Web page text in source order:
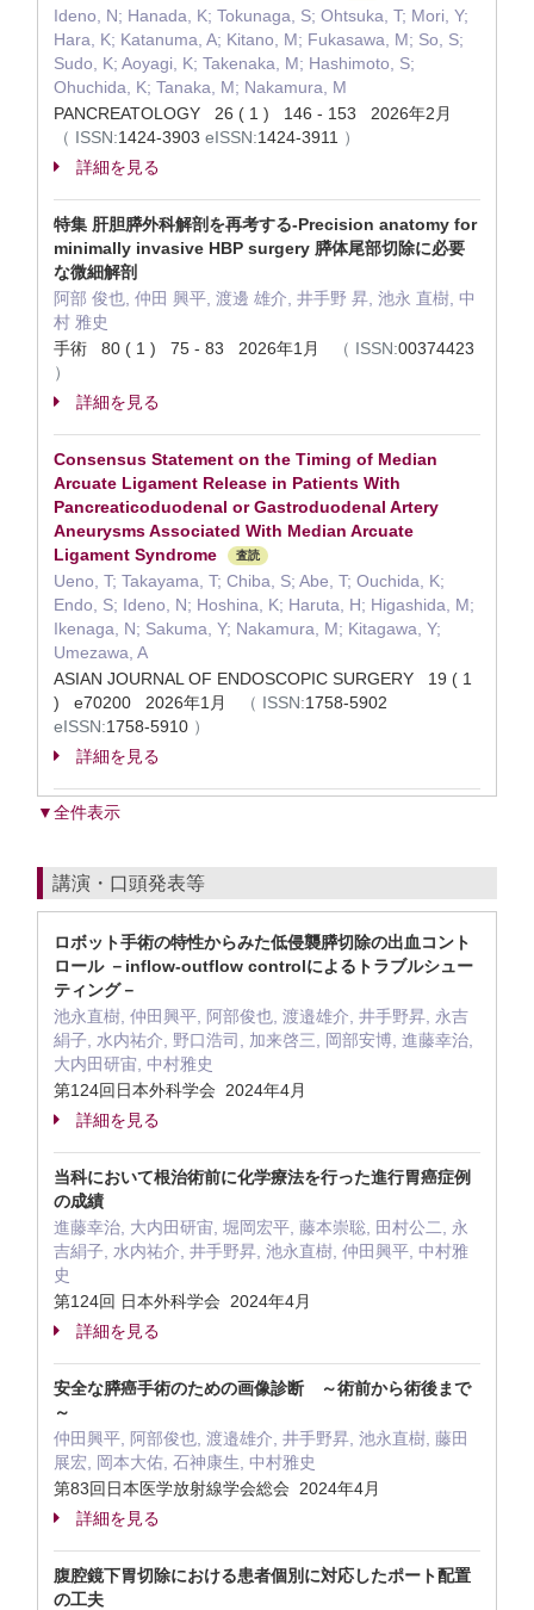
Ideno, N; Hanada, K; Tokunaga, S; Ohtsuka, T; Mori, Y;
Hara, K; Katanuma, A; Kitano, M; Fukasawa, M; So, S;
Sudo, K; Aoyagi, K; Takenaka, M; Hashimoto, S;
Ohuchida, K; Tanaka, M; Nakamura, M
PANCREATOLOGY 26 ( 1 ) 146 - 153 2026年2月
（ ISSN:1424-3903 eISSN:1424-3911 ）
詳細を見る
特集 肝胆膵外科解剖を再考する-Precision anatomy for
minimally invasive HBP surgery 膵体尾部切除に必要
な微細解剖
阿部 俊也, 仲田 興平, 渡邊 雄介, 井手野 昇, 池永 直樹, 中
村 雅史
手術 80 ( 1 ) 75 - 83 2026年1月
（ ISSN:00374423
）
詳細を見る
Consensus Statement on the Timing of Median
Arcuate Ligament Release in Patients With
Pancreaticoduodenal or Gastroduodenal Artery
Aneurysms Associated With Median Arcuate
Ligament Syndrome
査読
Ueno, T; Takayama, T; Chiba, S; Abe, T; Ouchida, K;
Endo, S; Ideno, N; Hoshina, K; Haruta, H; Higashida, M;
Ikenaga, N; Sakuma, Y; Nakamura, M; Kitagawa, Y;
Umezawa, A
ASIAN JOURNAL OF ENDOSCOPIC SURGERY 19 ( 1
) e70200 2026年1月
（ ISSN:1758-5902
eISSN:1758-5910 ）
詳細を見る
▼全件表示
講演・口頭発表等
ロボット手術の特性からみた低侵襲膵切除の出血コント
ロール －inflow-outflow controlによるトラブルシュー
ティング－
池永直樹, 仲田興平, 阿部俊也, 渡邉雄介, 井手野昇, 永吉
絹子, 水内祐介, 野口浩司, 加来啓三, 岡部安博, 進藤幸治,
大内田研宙, 中村雅史
第124回日本外科学会 2024年4月
詳細を見る
当科において根治術前に化学療法を行った進行胃癌症例
の成績
進藤幸治, 大内田研宙, 堀岡宏平, 藤本崇聡, 田村公二, 永
吉絹子, 水内祐介, 井手野昇, 池永直樹, 仲田興平, 中村雅
史
第124回 日本外科学会 2024年4月
詳細を見る
安全な膵癌手術のための画像診断 ～術前から術後まで
～
仲田興平, 阿部俊也, 渡邉雄介, 井手野昇, 池永直樹, 藤田
展宏, 岡本大佑, 石神康生, 中村雅史
第83回日本医学放射線学会総会 2024年4月
詳細を見る
腹腔鏡下胃切除における患者個別に対応したポート配置
の工夫